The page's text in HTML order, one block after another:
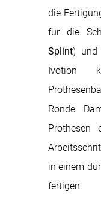
die
für die
Splint) und
Ivotion
Ronde.
Prothesen
in einem
fertigen.